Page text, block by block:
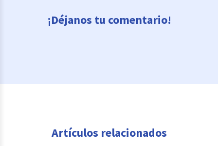
¡Déjanos tu comentario!
Artículos relacionados